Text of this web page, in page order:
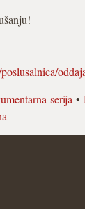
serija •